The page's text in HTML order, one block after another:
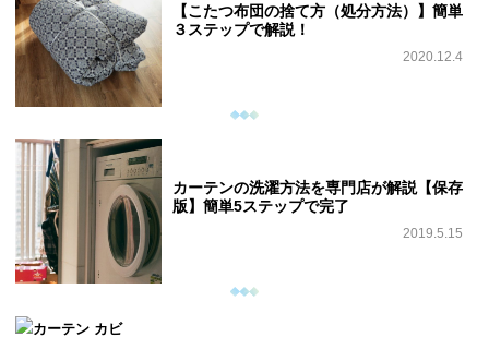
【こたつ布団の捨て方（処分方法）】簡単
３ステップで解説！
2020.12.4
カーテンの洗濯方法を専門店が解説【保存
版】簡単5ステップで完了
2019.5.15